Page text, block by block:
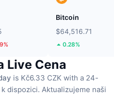
Bitcoin
$64,516.71
0.28%
Live Cena
is Kč6.33 CZK with a 24-
dispozici. Aktualizujeme naši